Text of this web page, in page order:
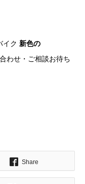
イク 新色の
わせ・ご相談お待ち
Share